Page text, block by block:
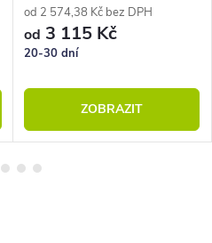
od 2 574,38 Kč bez DPH
od 3 115 Kč
20-30 dní
ZOBRAZIT